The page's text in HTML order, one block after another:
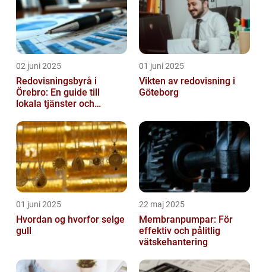
02 juni 2025
Redovisningsbyrå i
Örebro: En guide till
lokala tjänster och
01 juni 2025
Vikten av redovisning i
Göteborg
01 juni 2025
Hvordan og hvorfor selge
gull
22 maj 2025
Membranpumpar: För
effektiv och pålitlig
vätskehantering